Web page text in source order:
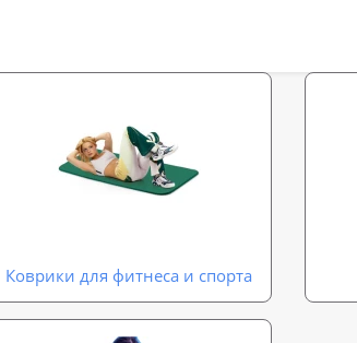
Коврики для фитнеса и спорта